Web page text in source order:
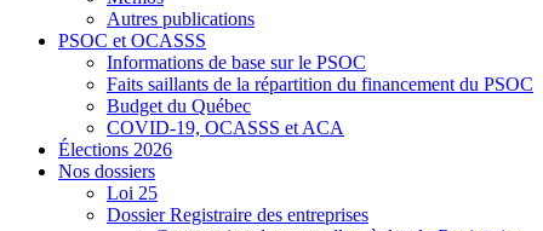
Autres publications
PSOC et OCASSS
Informations de base sur le PSOC
Faits saillants de la répartition du financement du PSOC
Budget du Québec
COVID-19, OCASSS et ACA
Élections 2026
Nos dossiers
Loi 25
Dossier Registraire des entreprises